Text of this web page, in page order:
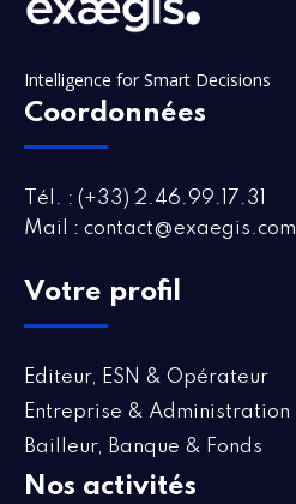
Intelligence for Smart Decisions
Coordonnées
Tél. : (+33) 2.46.99.17.31
Mail : contact@exaegis.com
Votre profil
Editeur, ESN & Opérateur
Entreprise & Administration
Bailleur, Banque & Fonds
Nos activités